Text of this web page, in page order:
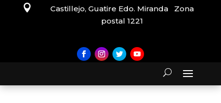

Castillejo, Guatire Edo. Miranda Zona
postal 1221